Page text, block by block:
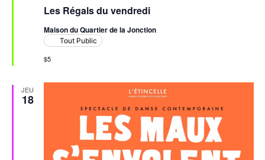
Les Régals du vendredi
Maison du Quartier de la Jonction
Tout Public
$5
JEU
18